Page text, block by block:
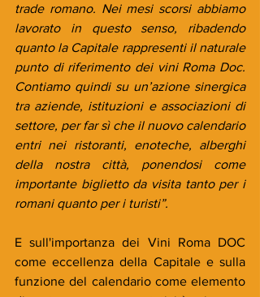
trade romano. Nei mesi scorsi abbiamo
lavorato in questo senso, ribadendo
quanto la Capitale rappresenti il naturale
punto di riferimento dei vini Roma Doc.
Contiamo quindi su un’azione sinergica
tra aziende, istituzioni e associazioni di
settore, per far sì che il nuovo calendario
entri nei ristoranti, enoteche, alberghi
della nostra città, ponendosi come
importante biglietto da visita tanto per i
romani quanto per i turisti”.
E sull'importanza dei Vini Roma DOC
come eccellenza della Capitale e sulla
funzione del calendario come elemento